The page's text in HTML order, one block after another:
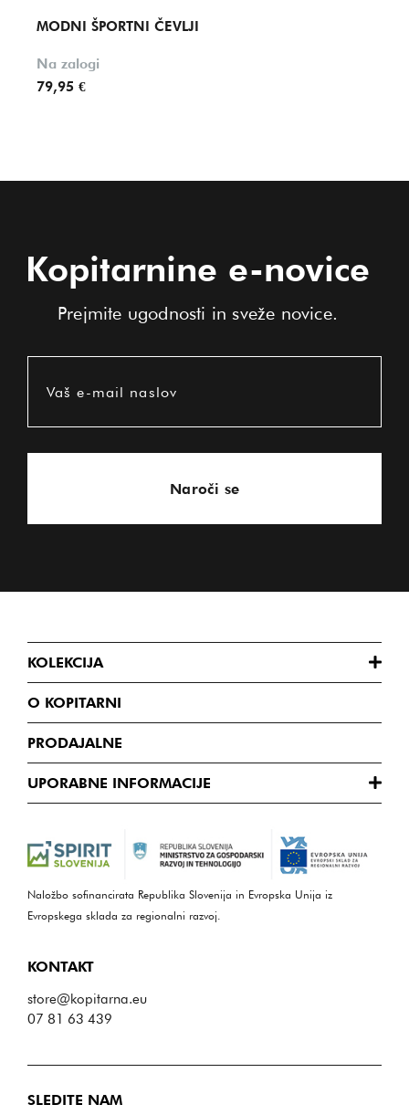
MODNI ŠPORTNI ČEVLJI
Na zalogi
79,95 €
Kopitarnine e-novice
Prejmite ugodnosti in sveže novice.
Vaš e-mail naslov
Naroči se
KOLEKCIJA
O KOPITARNI
PRODAJALNE
UPORABNE INFORMACIJE
Naložbo sofinancirata Republika Slovenija in Evropska Unija iz
Evropskega sklada za regionalni razvoj.
KONTAKT
store@kopitarna.eu
07 81 63 439
SLEDITE NAM